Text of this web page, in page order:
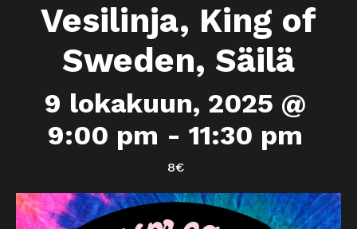
Vesilinja, King of
Sweden, Säilä
9 lokakuun, 2025 @
9:00 pm - 11:30 pm
8€